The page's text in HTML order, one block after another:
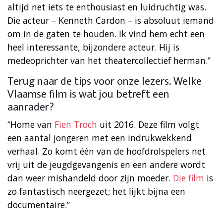
altijd net iets te enthousiast en luidruchtig was.
Die acteur – Kenneth Cardon – is absoluut iemand
om in de gaten te houden. Ik vind hem echt een
heel interessante, bijzondere acteur. Hij is
medeoprichter van het theatercollectief herman.”
Terug naar de tips voor onze lezers. Welke
Vlaamse film is wat jou betreft een
aanrader?
“Home van Fien Troch uit 2016. Deze film volgt
een aantal jongeren met een indrukwekkend
verhaal. Zo komt één van de hoofdrolspelers net
vrij uit de jeugdgevangenis en een andere wordt
dan weer mishandeld door zijn moeder. Die film is
zo fantastisch neergezet; het lijkt bijna een
documentaire.”